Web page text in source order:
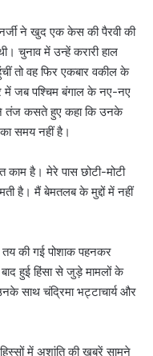
ने खुद एक केस की पैरवी की
चुनाव में उन्हें करारी हाल
तो वह फिर एकबार वकील के
जब पश्चिम बंगाल के नए-नए
तंज कसते हुए कहा कि उनके
समय नहीं है।
है। मेरे पास छोटी-मोटी
है। मैं बेमतलब के मुद्दों में नहीं
तय की गई पोशाक पहनकर
हुई हिंसा से जुड़े मामलों के
साथ चंद्रिमा भट्टाचार्य और
में अशांति की खबरें सामने